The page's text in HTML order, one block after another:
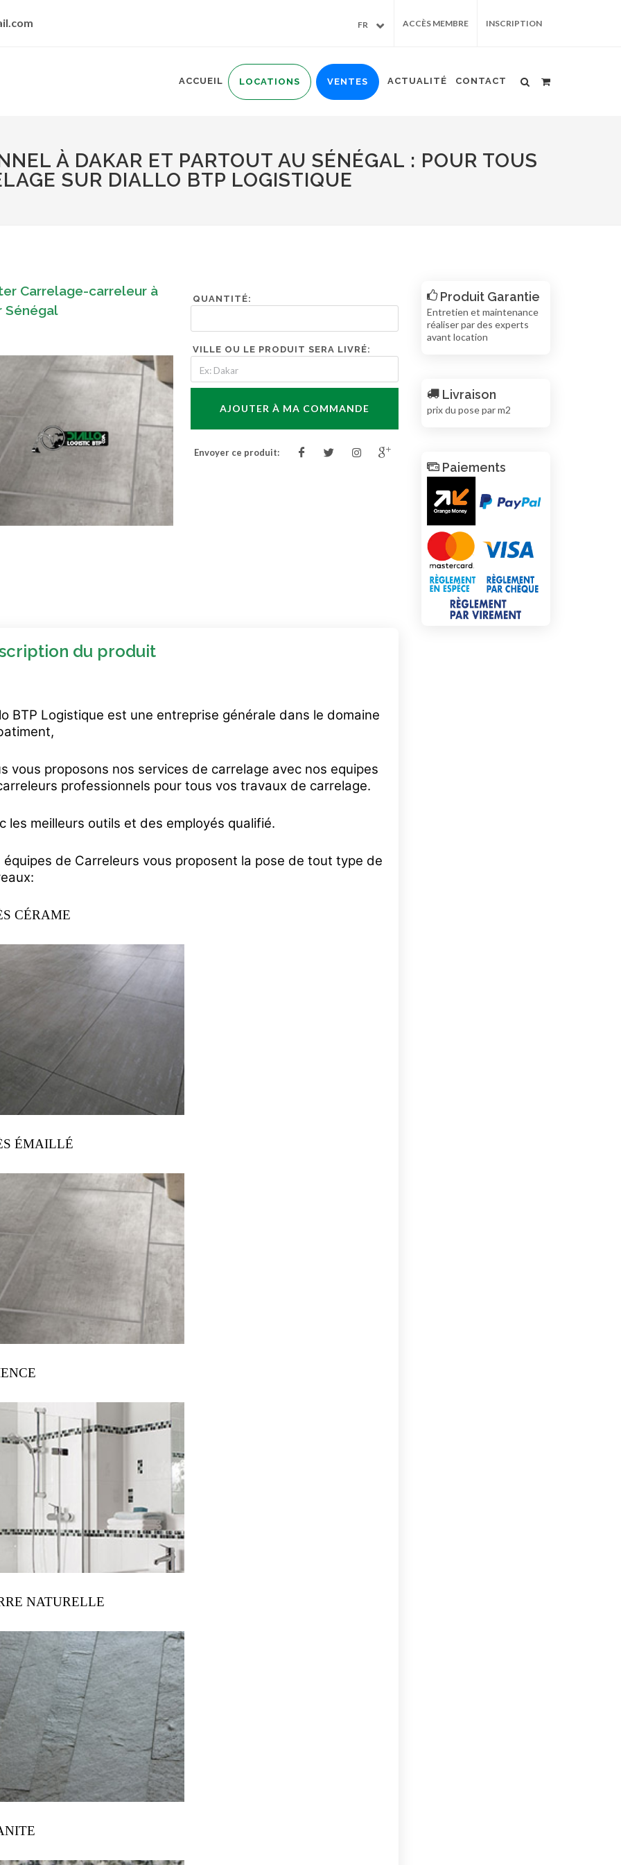
FR ACCÈS MEMBRE INSCRIPTION
ACCUEIL LOCATIONS VENTES ACTUALITÉ CONTACT
À DAKAR ET PARTOUT AU SÉNÉGAL : POUR TOUS
SUR DIALLO BTP LOGISTIQUE
Carrelage-carreleur à
Sénégal
QUANTITÉ:
VILLE OU LE PRODUIT SERA LIVRÉ:
AJOUTER À MA COMMANDE
Envoyer ce produit:
du produit
BTP Logistique est une entreprise générale dans le domaine
vous proposons nos services de carrelage avec nos equipes
professionnels pour tous vos travaux de carrelage.
les meilleurs outils et des employés qualifié.
équipes de Carreleurs vous proposent la pose de tout type de
CÉRAME
ÉMAILLÉ
NATURELLE
Produit Garantie
Entretien et maintenance
réaliser par des experts
avant location
Livraison
prix du pose par m2
Paiements